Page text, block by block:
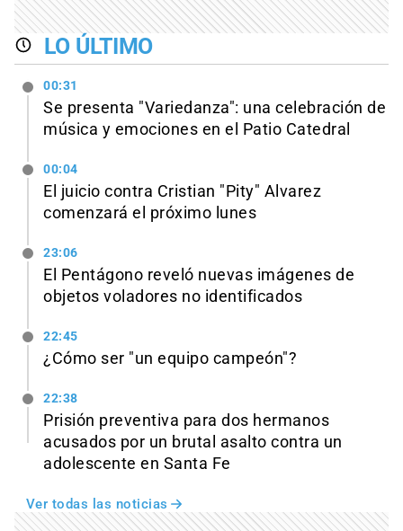
LO ÚLTIMO
00:31
Se presenta "Variedanza": una celebración de
música y emociones en el Patio Catedral
00:04
El juicio contra Cristian "Pity" Alvarez
comenzará el próximo lunes
23:06
El Pentágono reveló nuevas imágenes de
objetos voladores no identificados
22:45
¿Cómo ser "un equipo campeón"?
22:38
Prisión preventiva para dos hermanos
acusados por un brutal asalto contra un
adolescente en Santa Fe
Ver todas las noticias